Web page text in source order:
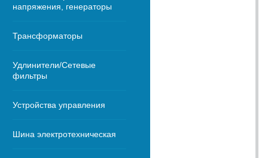
напряжения, генераторы
Трансформаторы
Удлинители/Сетевые
фильтры
Устройства управления
Шина электротехническая